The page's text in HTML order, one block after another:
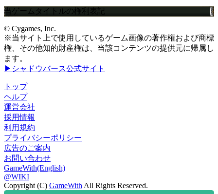
当ゲームタイトルの権利表記
© Cygames, Inc.
※当サイト上で使用しているゲーム画像の著作権および商標
権、その他知的財産権は、当該コンテンツの提供元に帰属し
ます。
▶シャドウバース公式サイト
トップ
ヘルプ
運営会社
採用情報
利用規約
プライバシーポリシー
広告のご案内
お問い合わせ
GameWith(English)
@WIKI
Copyright (C) GameWith All Rights Reserved.